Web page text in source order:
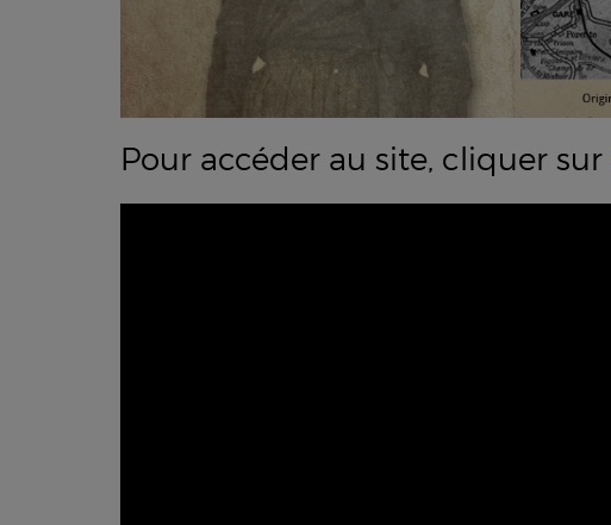
Pour accéder au site, cliquer sur